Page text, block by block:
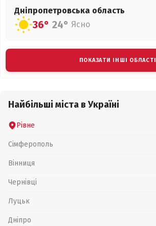
Дніпропетровська область
36° 24° Ясно
ПОКАЗАТИ ІНШІ ОБЛАСТІ
Найбільші міста в Україні
Рівне
Сімферополь
Вінниця
Чернівці
Луцьк
Дніпро